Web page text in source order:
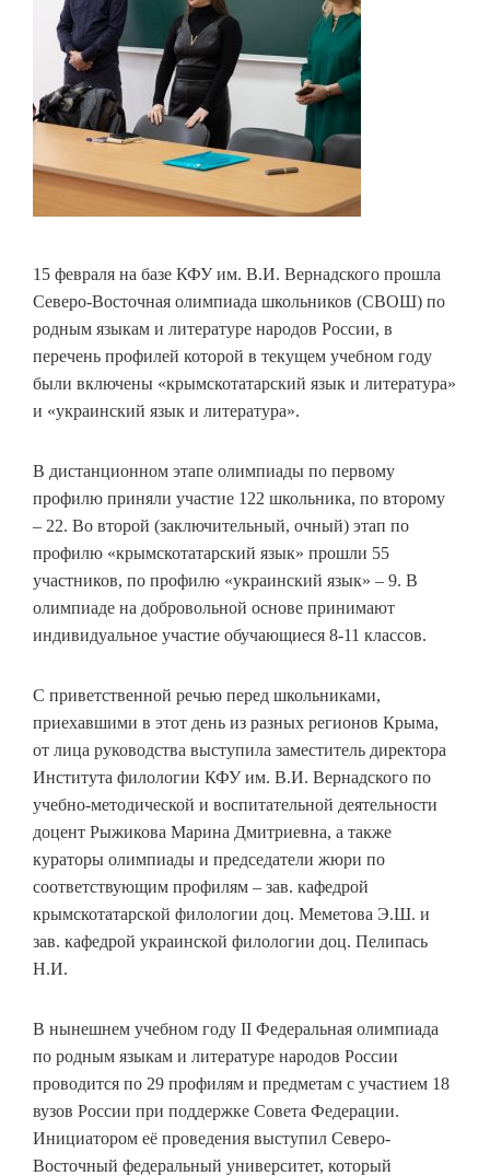
15 февраля на базе КФУ им. В.И. Вернадского прошла
Северо-Восточная олимпиада школьников (СВОШ) по
родным языкам и литературе народов России, в
перечень профилей которой в текущем учебном году
были включены «крымскотатарский язык и литература»
и «украинский язык и литература».
В дистанционном этапе олимпиады по первому
профилю приняли участие 122 школьника, по второму
– 22. Во второй (заключительный, очный) этап по
профилю «крымскотатарский язык» прошли 55
участников, по профилю «украинский язык» – 9. В
олимпиаде на добровольной основе принимают
индивидуальное участие обучающиеся 8-11 классов.
С приветственной речью перед школьниками,
приехавшими в этот день из разных регионов Крыма,
от лица руководства выступила заместитель директора
Института филологии КФУ им. В.И. Вернадского по
учебно-методической и воспитательной деятельности
доцент Рыжикова Марина Дмитриевна, а также
кураторы олимпиады и председатели жюри по
соответствующим профилям – зав. кафедрой
крымскотатарской филологии доц. Меметова Э.Ш. и
зав. кафедрой украинской филологии доц. Пелипась
Н.И.
В нынешнем учебном году II Федеральная олимпиада
по родным языкам и литературе народов России
проводится по 29 профилям и предметам с участием 18
вузов России при поддержке Совета Федерации.
Инициатором её проведения выступил Северо-
Восточный федеральный университет, который